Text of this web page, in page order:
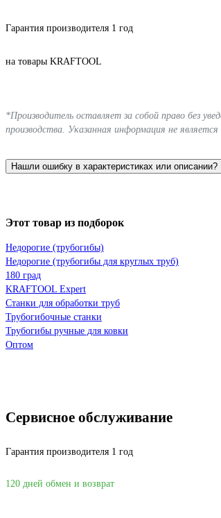
Гарантия производителя 1 год
на товары KRAFTOOL
*Производитель оставляет за собой право без
производства. Указанная информация не
Нашли ошибку в характеристиках или описании?
Этот товар из подборок
Недорогие (трубогибы)
Недорогие (трубогибы для круглых труб)
180 град
KRAFTOOL Expert
Станки для обработки труб
Трубогибочные станки
Трубогибы ручные для ковки
Оптом
Сервисное обслуживание
Гарантия производителя 1 год
120 дней обмен и возврат